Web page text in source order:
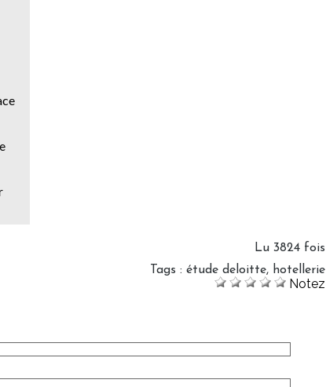
Lu 3824 fois
Tags : étude deloitte, hotellerie
Notez